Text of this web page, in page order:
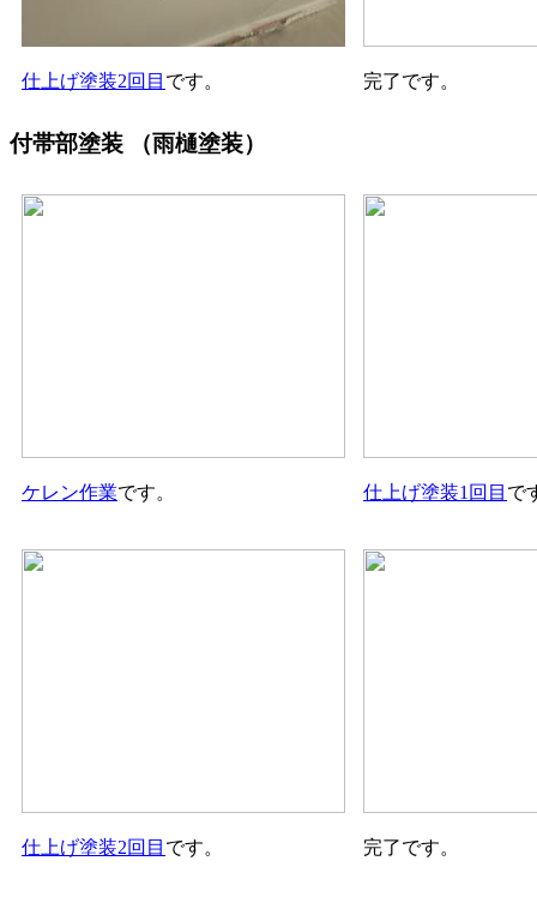
仕上げ塗装2回目 です。 完了です。
付帯部塗装 （雨樋塗装）
ケレン作業です。 仕上げ塗装1回目 で
仕上げ塗装2回目 です。 完了です。